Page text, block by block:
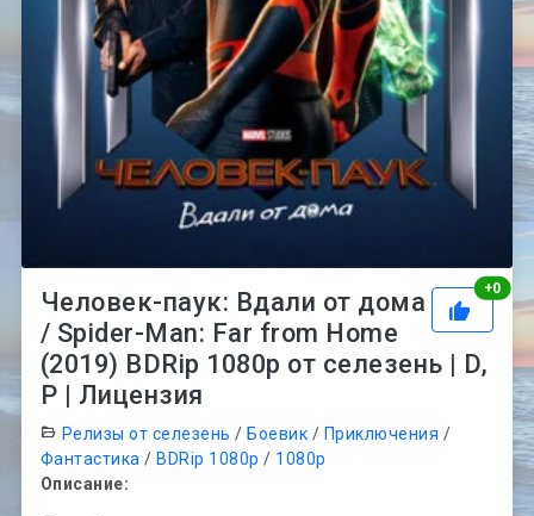
+0
Человек-паук: Вдали от дома
/ Spider-Man: Far from Home
(2019) BDRip 1080p от селезень | D,
P | Лицензия
Релизы от селезень / Боевик / Приключения /
Фантастика / BDRip 1080p / 1080p
Описание: